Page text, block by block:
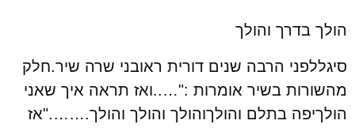
הולך בדרך והולך
סיגללפני הרבה שנים דורית ראובני שרה שיר.חלק
מהשורות בשיר אומרות :"…..ואז תראה איך שאני
הולךיפה בתלם והולךוהולך והולך והולך.……."אז